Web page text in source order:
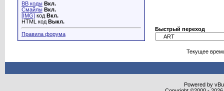
BB коды Вкл.
Смайлы Вкл.
[IMG] код Вкл.
HTML код Выкл.
Правила форума
Быстрый переход
Текущее
Powered by